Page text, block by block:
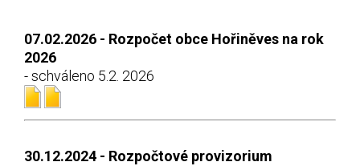
07.02.2026 - Rozpočet obce Hořiněves na rok
2026
- schváleno 5.2. 2026
30.12.2024 - Rozpočtové provizorium